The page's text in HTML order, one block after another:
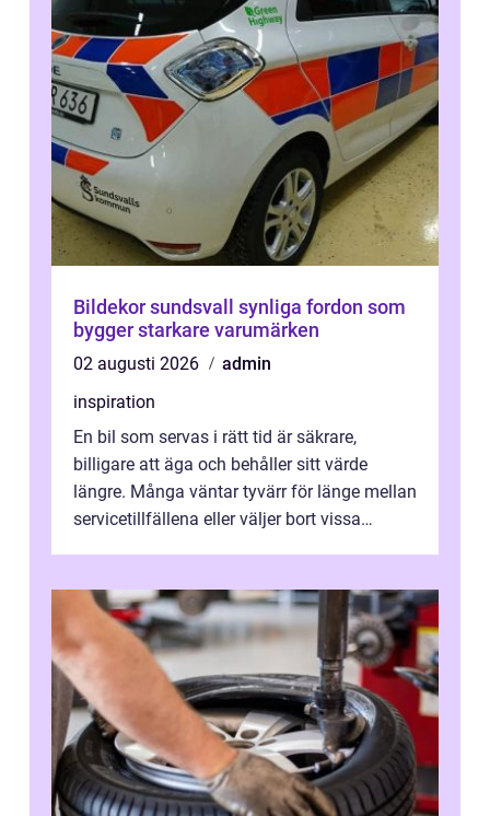
Bildekor sundsvall synliga fordon som
bygger starkare varumärken
02 augusti 2026
admin
inspiration
En bil som servas i rätt tid är säkrare,
billigare att äga och behåller sitt värde
längre. Många väntar tyvärr för länge mellan
servicetillfällena eller väljer bort vissa